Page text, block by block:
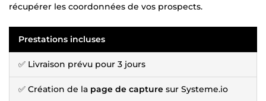
récupérer les coordonnées de vos prospects.
Prestations incluses
✅ Livraison prévu pour 3 jours
✅ Création de la page de capture sur Systeme.io